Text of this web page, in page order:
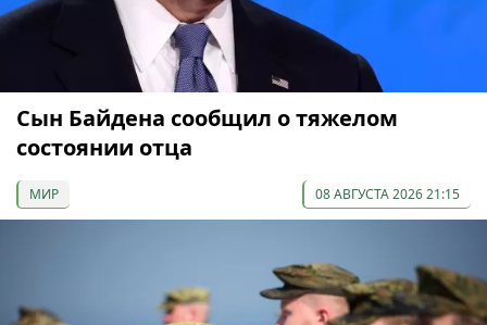
Сын Байдена сообщил о тяжелом
состоянии отца
МИР 08 АВГУСТА 2026 21:15